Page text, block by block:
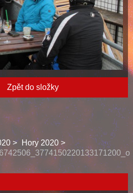
Zpět do složky
Hory 2020